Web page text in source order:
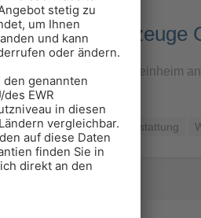
Elektrowerkzeuge
15, 71711 Steinheim
7144 828-0
und -Ausstattung